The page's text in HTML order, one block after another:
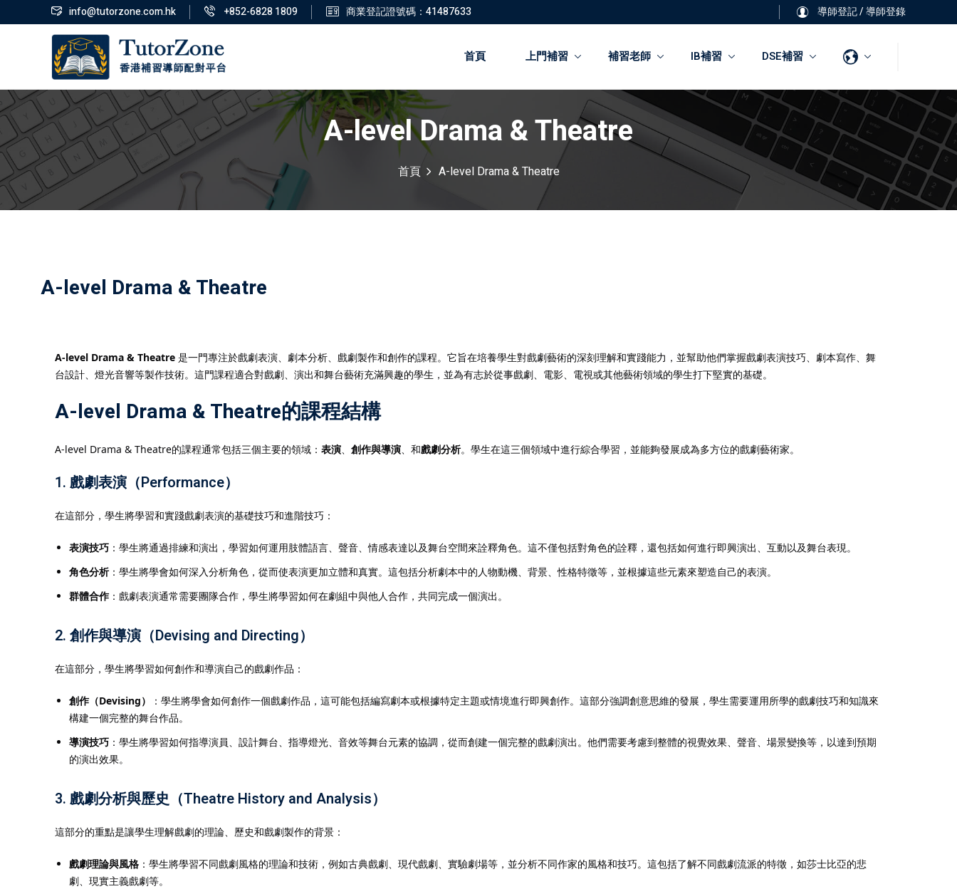
info@tutorzone.com.hk +852-6828 1809 商業登記證號碼：41487633 導師登記/導師登錄
首頁 上門補習 補習老師 IB補習 DSE補習
A-level Drama & Theatre
首頁 A-level Drama & Theatre
A-level Drama & Theatre
A-level Drama & Theatre 是一門專注於戲劇表演、劇本分析、戲劇製作和創作的課程。它旨在培養學生對戲劇藝術的深刻理解和實踐能力，並幫助他們掌握戲劇表演技巧、劇本寫作、舞
台設計、燈光音響等製作技術。這門課程適合對戲劇、演出和舞台藝術充滿興趣的學生，並為有志於從事戲劇、電影、電視或其他藝術領域的學生打下堅實的基礎。
A-level Drama & Theatre的課程結構
A-level Drama & Theatre的課程通常包括三個主要的領域： 表演、 創作與導演、和戲劇分析。學生在這三個領域中進行綜合學習，並能夠發展成為多方位的戲劇藝術家。
1. 戲劇表演（Performance）
在這部分，學生將學習和實踐戲劇表演的基礎技巧和進階技巧：
表演技巧 ：學生將通過排練和演出，學習如何運用肢體語言、聲音、情感表達以及舞台空間來詮釋角色。這不僅包括對角色的詮釋，還包括如何進行即興演出、互動以及舞台表現。
角色分析：學生將學會如何深入分析角色，從而使表演更加立體和真實。這包括分析劇本中的人物動機、背景、性格特徵等，並根據這些元素來塑造自己的表演。
群體合作：戲劇表演通常需要團隊合作，學生將學習如何在劇組中與他人合作，共同完成一個演出。
2. 創作與導演（Devising and Directing）
在這部分，學生將學習如何創作和導演自己的戲劇作品：
創作（Devising）
：學生將學會如何創作一個戲劇作品，這可能包括編寫劇本或根據特定主題或情境進行即興創作。這部分強調創意思維的發展，學生需要運用所學的戲劇技巧和知識來
構建一個完整的舞台作品。
導演技巧 ：學生將學習如何指導演員、設計舞台、指導燈光、音效等舞台元素的協調，從而創建一個完整的戲劇演出。他們需要考慮到整體的視覺效果、聲音、場景變換等，以達到預期
的演出效果。
3. 戲劇分析與歷史（Theatre History and Analysis）
這部分的重點是讓學生理解戲劇的理論、歷史和戲劇製作的背景：
戲劇理論與風格 ：學生將學習不同戲劇風格的理論和技術，例如古典戲劇、現代戲劇、實驗劇場等，並分析不同作家的風格和技巧。這包括了解不同戲劇流派的特徵，如莎士比亞的悲
劇、現實主義戲劇等。
登錄 註冊
登錄
您還沒有帳號?註冊
記住 我 忘記密碼?